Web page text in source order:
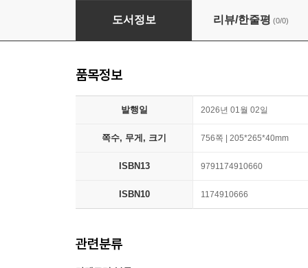
2026 임상심리사 2급 찐정리 한권끝장 필기 기
도서정보 리뷰/한줄평 (0/0)
품목정보
발행일 2026년 01월 02일
쪽수, 무게, 크기 756쪽 | 205*265*40mm
ISBN13 9791174910660
ISBN10 1174910666
관련분류